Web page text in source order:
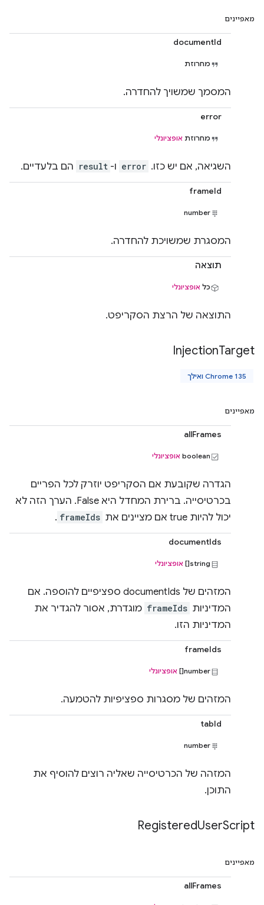
מאפיינים
documentId
מחרוזת
המסמך שמשויך להחדרה.
error
מחרוזת אופציונלי
השגיאה, אם יש כזו. error ו- result הם בלעדיים.
frameId
number
המסגרת שמשויכת להחדרה.
תוצאה
כל אופציונלי
התוצאה של הרצת הסקריפט.
InjectionTarget
Chrome 135 ואילך
מאפיינים
allFrames
boolean אופציונלי
הגדרה שקובעת אם הסקריפט יוזרק לכל הפריים
בכרטיסייה. ברירת המחדל היא False. הערך הזה לא
יכול להיות true אם מציינים את
frameIds
.
documentIds
string[] אופציונלי
המזהים של documentIds ספציפיים להוספה. אם
המדיניות frameIds מוגדרת, אסור להגדיר את
המדיניות הזו.
frameIds
‫number[] אופציונלי
המזהים של מסגרות ספציפיות להטמעה.
tabId
number
המזהה של הכרטיסייה שאליה רוצים להוסיף את
התוכן.
RegisteredUserScript
מאפיינים
allFrames